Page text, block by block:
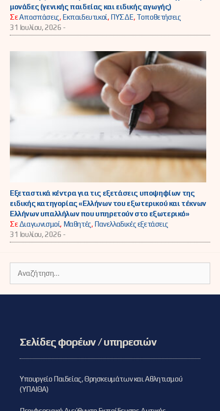
μονάδες (γενικής παιδείας και ειδικής αγωγής)
ΣεΑποσπάσεις, Εκπαιδευτικοί, ΠΥΣΔΕ, Τοποθετήσεις
31 Ιουλίου, 2026 -
Εξεταστικά κέντρα για τις εξετάσεις υποψηφίων της
ειδικής κατηγορίας «Ελλήνων του εξωτερικού και τέκνων
Ελλήνων υπαλλήλων που υπηρετούν στο εξωτερικό»
ΣεΔιαγωνισμοί, Μαθητές, Πανελλαδικές εξετάσεις
31 Ιουλίου, 2026 -
για:
Σελίδες φορέων / υπηρεσιών
Υπουργείο Παιδείας, Θρησκευμάτων και Αθλητισμού
(ΥΠΑΙΘΑ)